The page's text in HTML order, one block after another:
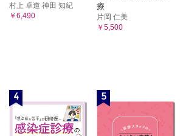
村上 卓道 神田 知紀
￥6,490
療
片岡 仁美
￥5,500
4 5